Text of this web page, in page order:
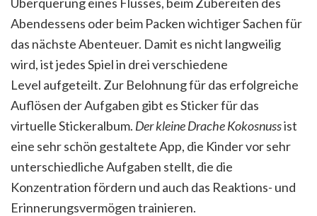
Abendessens oder beim Packen wichtiger Sachen für
das nächste Abenteuer. Damit es nicht langweilig
wird, ist jedes Spiel in drei verschiedene
Level aufgeteilt. Zur Belohnung für das erfolgreiche
Auflösen der Aufgaben gibt es Sticker für das
virtuelle Stickeralbum. Der kleine Drache Kokosnussist
eine sehr schön gestaltete App, die Kinder vor sehr
unterschiedliche Aufgaben stellt, die die
Konzentration fördern und auch das Reaktions- und
Erinnerungsvermögen trainieren.